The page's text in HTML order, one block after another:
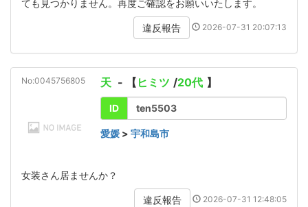
ても見つかりません。再度ご確認をお願いいたします。
違反報告 2026-07-31 20:07:13
No:0045756805 天 - 【 ヒミツ /20代 】
ID ten5503
愛媛 > 宇和島市
女装さん居ませんか？
違反報告 2026-07-31 12:48:05